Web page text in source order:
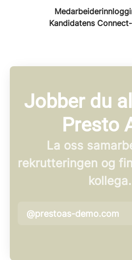
Kandidatens
Jobber du
Presto
La oss
rekrutteringen og
kollega.
@prestoas-demo.com